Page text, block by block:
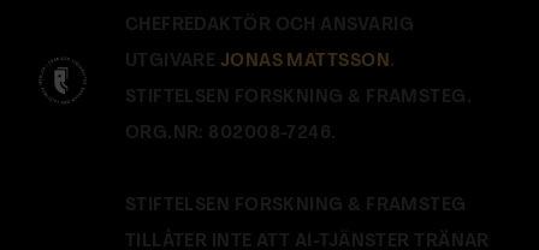
CHEFREDAKTÖR OCH ANSVARIG
UTGIVARE JONAS MATTSSON .
STIFTELSEN FORSKNING & FRAMSTEG.
ORG.NR: 802008-7246.
STIFTELSEN FORSKNING & FRAMSTEG
TILLÅTER INTE ATT AI-TJÄNSTER TRÄNAR